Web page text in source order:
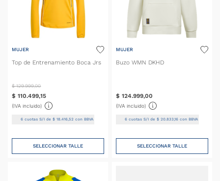
MUJER
Top de Entrenamiento Boca Jrs
$ 129.999,00
$ 110.499,15
(IVA incluido)
6 cuotas S/I de$ 18 .416 ,52 con BBVA
SELECCIONAR TALLE
MUJER
Buzo WMN DKHD
$ 124.999,00
(IVA incluido)
6cuotas S/I de $ 20. 833,16con BBVA
SELECCIONAR TALLE